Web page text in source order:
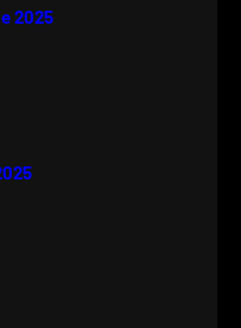
2025